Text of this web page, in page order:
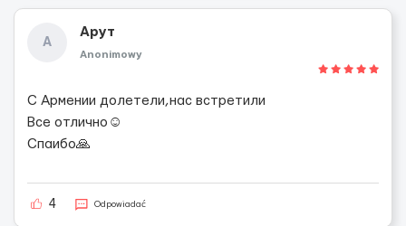
А
Арут
Anonimowy
С Армении долетели,нас встретили
Все отлично☺️
Спаибо🙏
4 Odpowiadać